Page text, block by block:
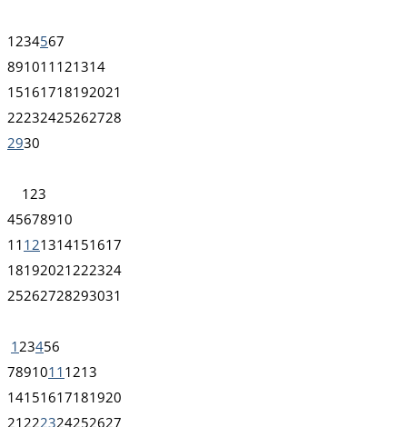
1 234567
891011 121314
15161718192021
22232425262728
2930
1 23
45678910
11 121314151617
18192021 222324
25262728293031
1 23456
7891011 1213
14151617181920
21 222324252627